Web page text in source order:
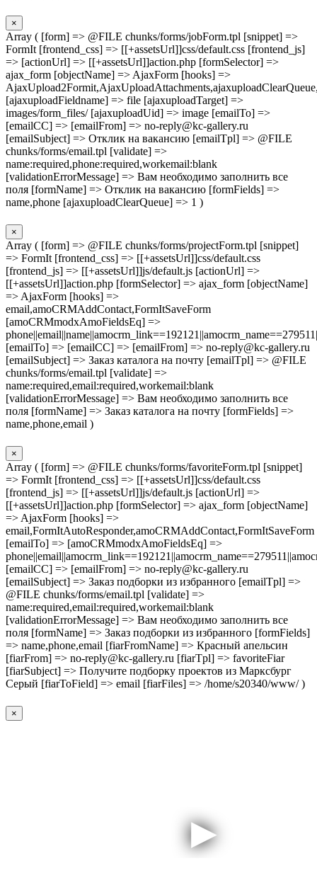
×
Array ( [form] => @FILE chunks/forms/jobForm.tpl [snippet] =>
FormIt [frontend_css] => [[+assetsUrl]]css/default.css [frontend_js]
=> [actionUrl] => [[+assetsUrl]]action.php [formSelector] =>
ajax_form [objectName] => AjaxForm [hooks] =>
[ajaxuploadFieldname] => file [ajaxuploadTarget] =>
images/form_files/ [ajaxuploadUid] => image [emailTo] =>
[emailCC] => [emailFrom] => no-reply@kc-gallery.ru
[emailSubject] => Отклик на вакансию [emailTpl] => @FILE
chunks/forms/email.tpl [validate] =>
name:required,phone:required,workemail:blank
[validationErrorMessage] => Вам необходимо заполнить все
поля [formName] => Отклик на вакансию [formFields] =>
name,phone [ajaxuploadClearQueue] => 1 )
×
Array ( [form] => @FILE chunks/forms/projectForm.tpl [snippet]
=> FormIt [frontend_css] => [[+assetsUrl]]css/default.css
[frontend_js] => [[+assetsUrl]]js/default.js [actionUrl] =>
[[+assetsUrl]]action.php [formSelector] => ajax_form [objectName]
=> AjaxForm [hooks] =>
email,amoCRMAddContact,FormItSaveForm
[amoCRMmodxAmoFieldsEq] =>
[emailTo] => [emailCC] => [emailFrom] => no-reply@kc-gallery.ru
[emailSubject] => Заказ каталога на почту [emailTpl] => @FILE
chunks/forms/email.tpl [validate] =>
name:required,email:required,workemail:blank
[validationErrorMessage] => Вам необходимо заполнить все
поля [formName] => Заказ каталога на почту [formFields] =>
name,phone,email )
×
Array ( [form] => @FILE chunks/forms/favoriteForm.tpl [snippet]
=> FormIt [frontend_css] => [[+assetsUrl]]css/default.css
[frontend_js] => [[+assetsUrl]]js/default.js [actionUrl] =>
[[+assetsUrl]]action.php [formSelector] => ajax_form [objectName]
=> AjaxForm [hooks] =>
email,FormItAutoResponder,amoCRMAddContact,FormItSaveForm
[emailTo] => [amoCRMmodxAmoFieldsEq] =>
[emailCC] => [emailFrom] => no-reply@kc-gallery.ru
[emailSubject] => Заказ подборки из избранного [emailTpl] =>
@FILE chunks/forms/email.tpl [validate] =>
name:required,email:required,workemail:blank
[validationErrorMessage] => Вам необходимо заполнить все
поля [formName] => Заказ подборки из избранного [formFields]
=> name,phone,email [fiarFromName] => Красный апельсин
[fiarFrom] => no-reply@kc-gallery.ru [fiarTpl] => favoriteFiar
[fiarSubject] => Получите подборку проектов из Марксбург
Серый [fiarToField] => email [fiarFiles] => /home/s20340/www/ )
×